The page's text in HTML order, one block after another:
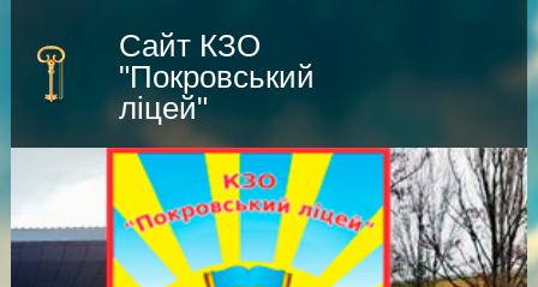
Сайт КЗО
"Покровський
ліцей"